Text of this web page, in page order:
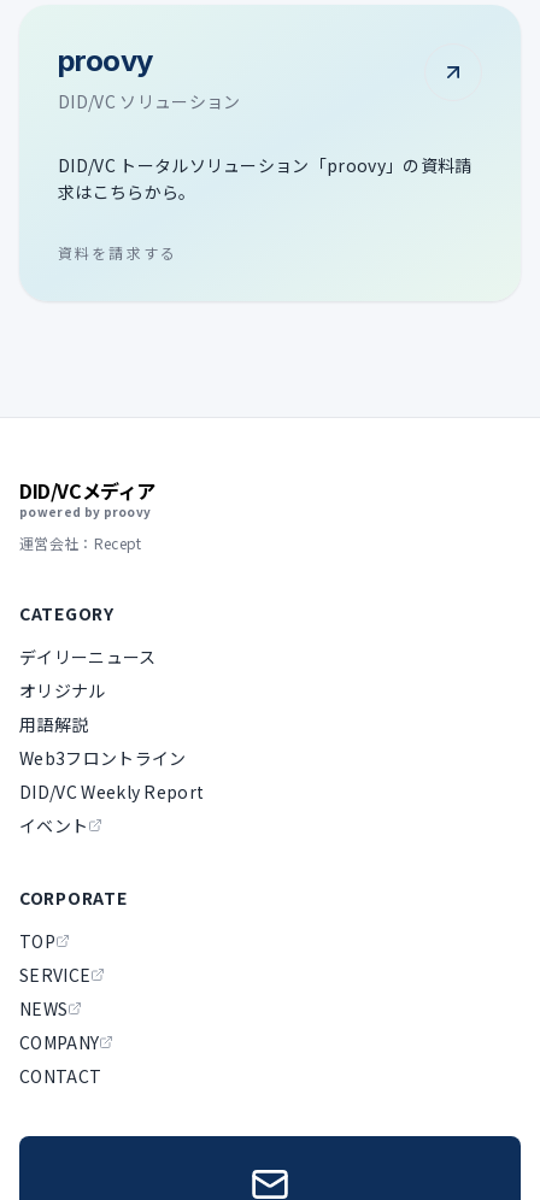
proovy
DID/VC ソリューション
DID/VC トータルソリューション「proovy」の資料請
求はこちらから。
資料を請求する
DID/VCメディア
powered by proovy
運営会社：Recept
CATEGORY
デイリーニュース
オリジナル
用語解説
Web3フロントライン
DID/VC Weekly Report
イベント
CORPORATE
TOP
SERVICE
NEWS
COMPANY
CONTACT